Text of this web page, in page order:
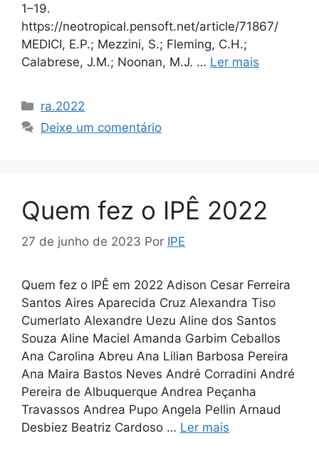
1–19.
https://neotropical.pensoft.net/article/71867/
MEDICI, E.P.; Mezzini, S.; Fleming, C.H.;
Calabrese, J.M.; Noonan, M.J. … Ler mais
ra.2022
Deixe um comentário
Quem fez o IPÊ 2022
27 de junho de 2023 Por IPE
Quem fez o IPÊ em 2022 Adison Cesar Ferreira
Santos Aires Aparecida Cruz Alexandra Tiso
Cumerlato Alexandre Uezu Aline dos Santos
Souza Aline Maciel Amanda Garbim Ceballos
Ana Carolina Abreu Ana Lilian Barbosa Pereira
Ana Maira Bastos Neves André Corradini André
Pereira de Albuquerque Andrea Peçanha
Travassos Andrea Pupo Angela Pellin Arnaud
Desbiez Beatriz Cardoso … Ler mais